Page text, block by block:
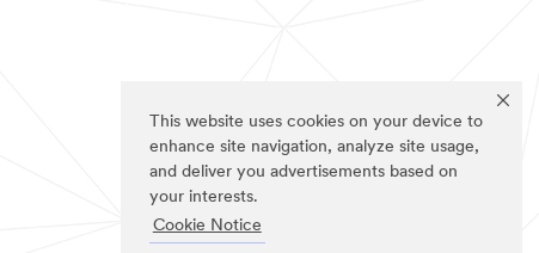
This website uses cookies on your device to
enhance site navigation, analyze site usage,
and deliver you advertisements based on
your interests.
Cookie Notice